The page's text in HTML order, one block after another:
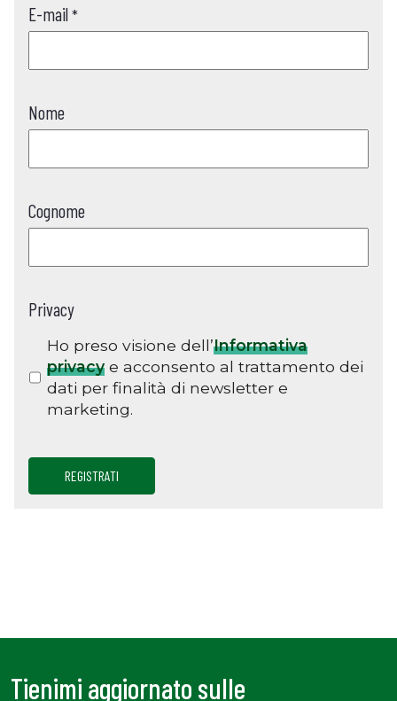
E-mail*
Nome
Cognome
Privacy
Ho preso visione dell’Informativa
privacye acconsento al trattamento dei
dati per finalità di newsletter e
marketing.
REGISTRATI
Tienimi aggiornato sulle